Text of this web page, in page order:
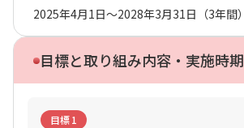
2025年4月1日～2028年3月31日（3年間）
目標と取り組み内容・実施時期
目標1